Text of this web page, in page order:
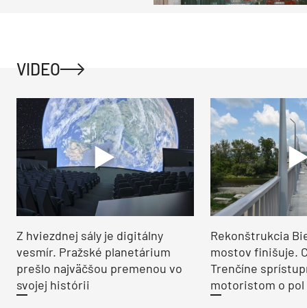
VIDEO
Z hviezdnej sály je digitálny
vesmír. Pražské planetárium
prešlo najväčšou premenou vo
svojej histórii
Rekonštrukcia
mostov finišuje.
Trenčíne
motoristom o pol